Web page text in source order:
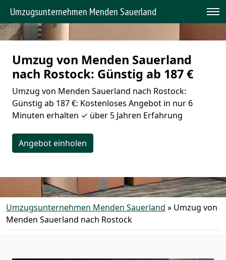
Umzugsunternehmen Menden Sauerland
Umzug von Menden Sauerland
nach Rostock: Günstig ab 187 €
Umzug von Menden Sauerland nach Rostock:
Günstig ab 187 €: Kostenloses Angebot in nur 6
Minuten erhalten ✓ über 5 Jahren Erfahrung
Angebot einholen
Umzugsunternehmen Menden Sauerland » Umzug von
Menden Sauerland nach Rostock